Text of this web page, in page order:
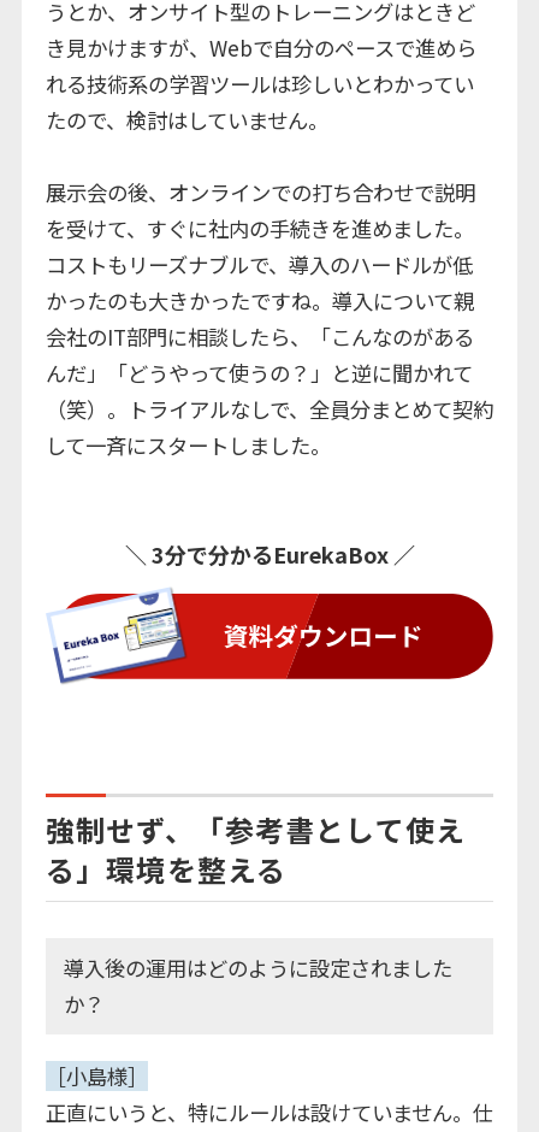
うとか、オンサイト型のトレーニングはときど
き見かけますが、Webで自分のペースで進めら
れる技術系の学習ツールは珍しいとわかってい
たので、検討はしていません。
展示会の後、オンラインでの打ち合わせで説明
を受けて、すぐに社内の手続きを進めました。
コストもリーズナブルで、導入のハードルが低
かったのも大きかったですね。導入について親
会社のIT部門に相談したら、「こんなのがある
んだ」「どうやって使うの？」と逆に聞かれて
（笑）。トライアルなしで、全員分まとめて契約
して一斉にスタートしました。
︎＼ 3分で分かるEurekaBox ／
強制せず、「参考書として使え
る」環境を整える
導入後の運用はどのように設定されました
か？
［小島様］
正直にいうと、特にルールは設けていません。仕